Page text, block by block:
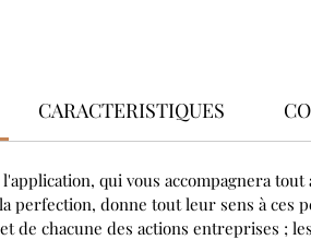
CARACTERISTIQUES
qui vous accompagnera
perfection, donne tout leur sens à ces
de chacune des actions entreprises ;